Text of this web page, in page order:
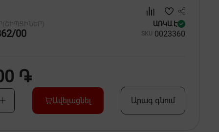
ԱՌԿԱ Է
00 SKU 0023360
֏
Ավելացնել Արագ գնում